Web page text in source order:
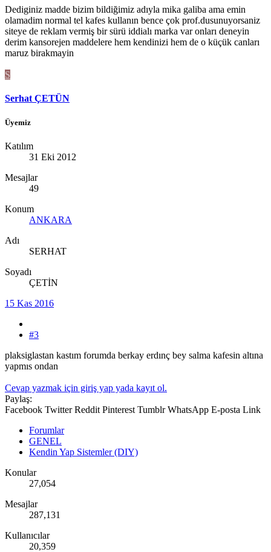
Dediginiz madde bizim bildiğimiz adıyla mika galiba ama emin
olamadim normal tel kafes kullanın bence çok prof.dusunuyorsaniz
siteye de reklam vermiş bir sürü iddialı marka var onları deneyin
derim kansorejen maddelere hem kendinizi hem de o küçük canları
maruz birakmayin
S
Serhat ÇETÜN
Üyemiz
Katılım
31 Eki 2012
Mesajlar
49
Konum
ANKARA
Adı
SERHAT
Soyadı
ÇETİN
15 Kas 2016
#3
plaksiglastan kastım forumda berkay erdınç bey salma kafesin altına
yapmıs ondan
Cevap yazmak için giriş yap yada kayıt ol.
Paylaş:
Facebook Twitter Reddit Pinterest Tumblr WhatsApp E-posta Link
Forumlar
GENEL
Kendin Yap Sistemler (DIY)
Konular
27,054
Mesajlar
287,131
Kullanıcılar
20,359